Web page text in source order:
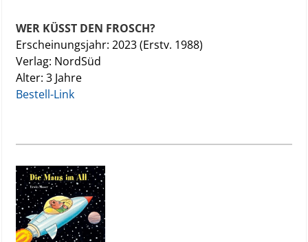
WER KÜSST DEN FROSCH?
Erscheinungsjahr: 2023 (Erstv. 1988)
Verlag: NordSüd
Alter: 3 Jahre
Bestell-Link